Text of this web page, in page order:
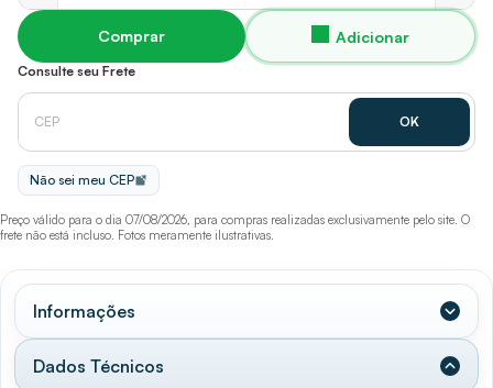
Comprar
Consulte seu Frete
Não sei meu CEP
Preço válido para o dia 07/08/2026, para compras realizadas exclusivamente pelo site. O
frete não está incluso. Fotos meramente ilustrativas.
Informações
Dados Técnicos